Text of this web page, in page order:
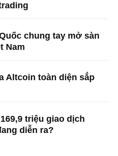
chung tay mở sàn
Nam
Altcoin toàn diện sắp
triệu giao dịch
diễn ra?